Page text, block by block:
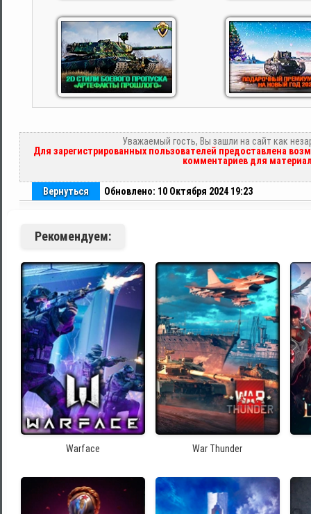
Уважаемый гость, Вы зашли на сайт как
Для зарегистрированных пользователей предоставлена
комментариев для
Вернуться Обновлено: 10 Октября 2024 19:23
Рекомендуем:
Warface War Thunder